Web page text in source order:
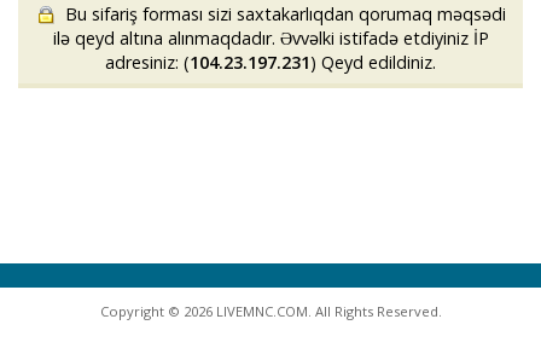
Bu sifariş forması sizi saxtakarlıqdan qorumaq məqsədi
ilə qeyd altına alınmaqdadır. Əvvəlki istifadə etdiyiniz İP
adresiniz: (104.23.197.231) Qeyd edildiniz.
Copyright © 2026 LIVEMNC.COM. All Rights Reserved.